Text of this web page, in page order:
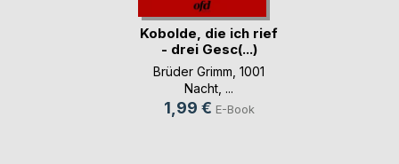
Kobolde, die ich rief
- drei Gesc(...)
Brüder Grimm 1001
Nacht , ...
1,99 € E-Book